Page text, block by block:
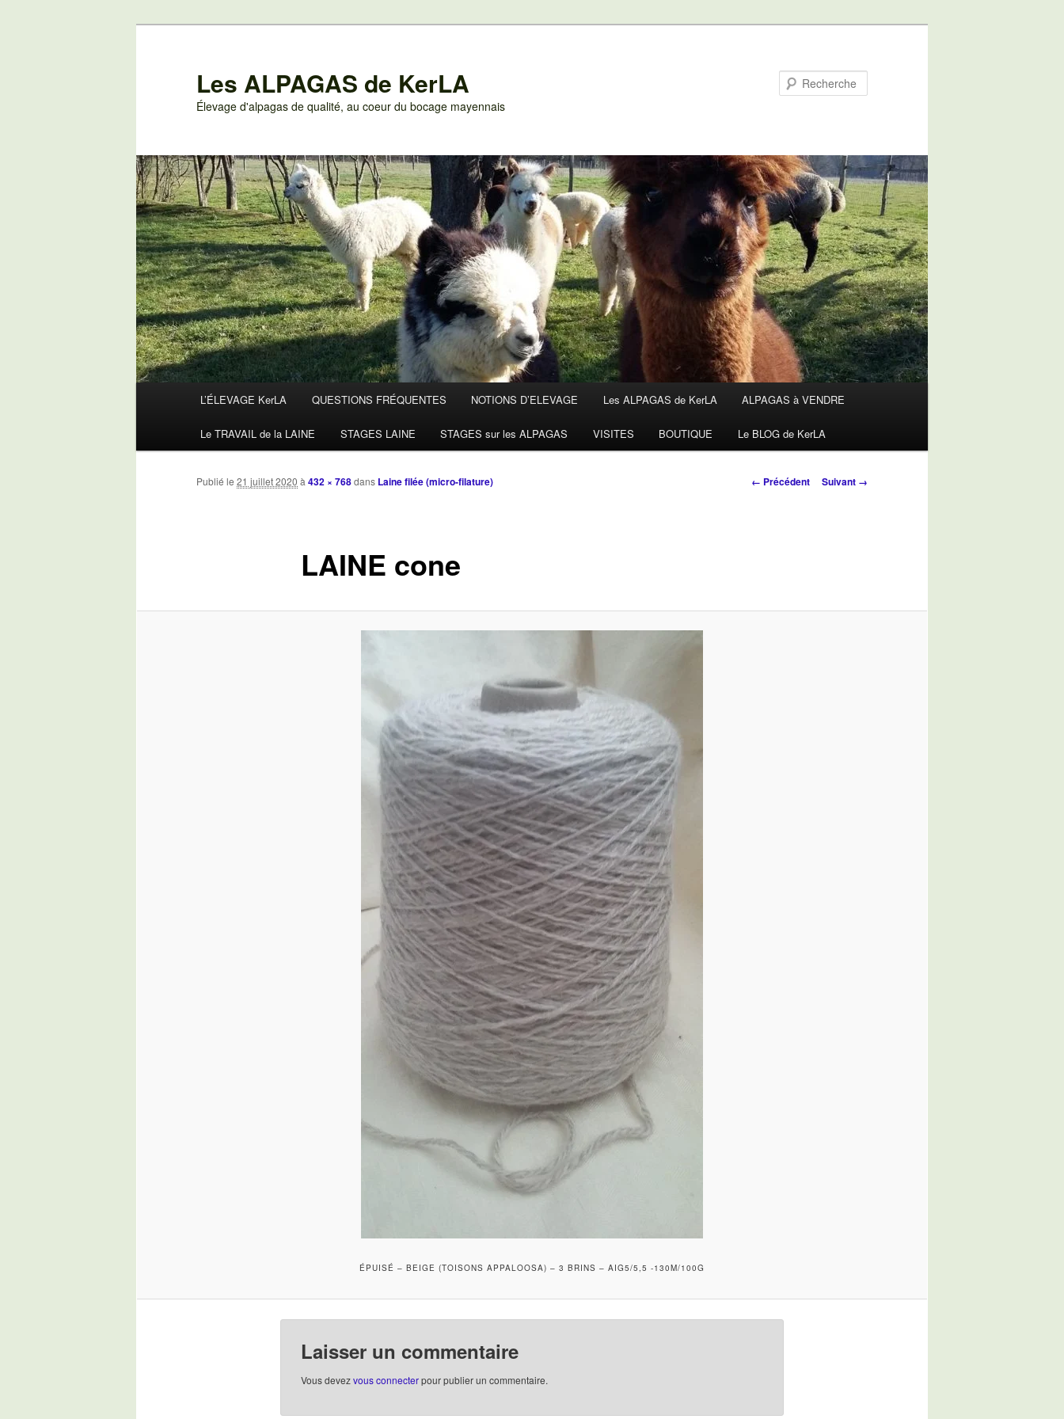
Les ALPAGAS de KerLA
Élevage d'alpagas de qualité, au coeur du bocage mayennais
L’ÉLEVAGE KerLA QUESTIONS FRÉQUENTES NOTIONS D’ELEVAGE Les ALPAGAS de KerLA ALPAGAS à VENDRE
Le TRAVAIL de la LAINE STAGES LAINE STAGES sur les ALPAGAS VISITES BOUTIQUE Le BLOG de KerLA
Navigation
← Précédent Suivant →
LAINE cone
Publié le 21 juillet 2020 à432 × 768dans Laine filée (micro-filature)
ÉPUISÉ – BEIGE (TOISONS APPALOOSA) – 3 BRINS – AIG5/5,5 -130M/100G
Laisser un commentaire
Vous devezvous connecterpour publier un commentaire.